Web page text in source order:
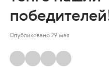
Опубликовано 29 мая